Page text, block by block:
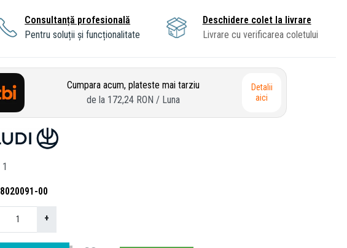
Consultanță profesională
Pentru soluții și funcționalitate
Deschidere colet la livrare
Livrare cu verificarea coletului
Cumpara acum, plateste mai tarziu
de la 172,24 RON / Luna
Detalii
aici
1
8020091-00
+